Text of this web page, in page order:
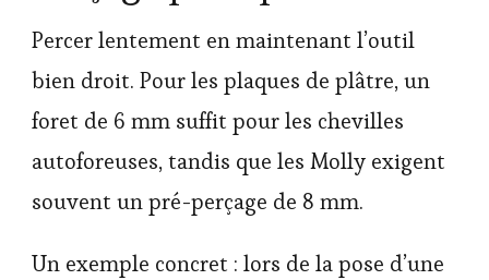
Percer lentement en maintenant l’outil
bien droit. Pour les plaques de plâtre, un
foret de 6 mm suffit pour les chevilles
autoforeuses, tandis que les Molly exigent
souvent un pré-perçage de 8 mm.
Un exemple concret : lors de la pose d’une